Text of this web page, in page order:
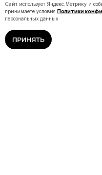
Сайт использует Яндекс.Метрику и
принимаете условия Политики
персональных данных
ПРИНЯТЬ